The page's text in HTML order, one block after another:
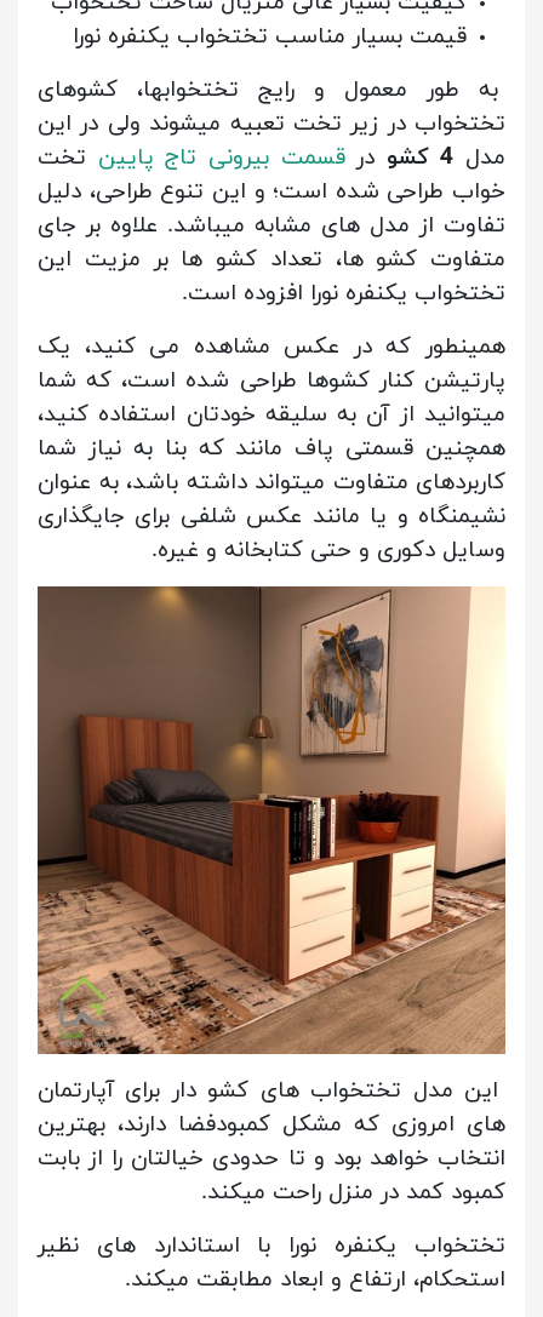
قیمت بسیار مناسب تختخواب یکنفره نورا
به طور معمول و رایج تختخوابها، کشوهای
تختخواب در زیر تخت تعبیه میشوند ولی در این
مدل
درقسمت بیرونی تاج پایین تخت
خواب طراحی شده است؛ و این تنوع طراحی، دلیل
تفاوت از مدل های مشابه میباشد. علاوه بر جای
متفاوت کشو ها، تعداد کشو ها بر مزیت این
تختخواب یکنفره نورا افزوده است.
همینطور که در عکس مشاهده می کنید، یک
پارتیشن کنار کشوها طراحی شده است، که شما
میتوانید از آن به سلیقه خودتان استفاده کنید،
همچنین قسمتی پاف مانند که بنا به نیاز شما
کاربردهای متفاوت میتواند داشته باشد، به عنوان
نشیمنگاه و یا مانند عکس شلفی برای جایگذاری
وسایل دکوری و حتی کتابخانه و غیره.
این مدل تختخواب های کشو دار برای آپارتمان
های امروزی که مشکل کمبودفضا دارند، بهترین
انتخاب خواهد بود و تا حدودی خیالتان را از بابت
کمبود کمد در منزل راحت میکند.
تختخواب یکنفره نورا با استاندارد های نظیر
استحکام، ارتفاع و ابعاد مطابقت میکند.